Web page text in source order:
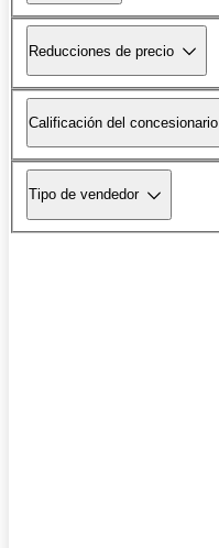
Reducciones de precio
Calificación del concesionario
Tipo de vendedor